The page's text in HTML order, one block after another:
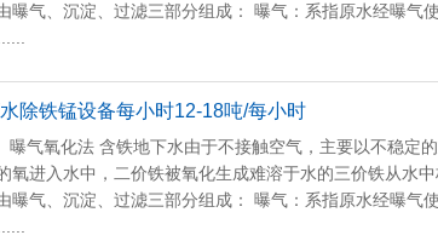
曝气、沉淀、过滤三部分组成： 曝气：系指原水经曝气
除铁锰设备每小时12-18吨/每小时
曝气氧化法 含铁地下水由于不接触空气，主要以不稳定
氧进入水中，二价铁被氧化生成难溶于水的三价铁从水
曝气、沉淀、过滤三部分组成： 曝气：系指原水经曝气